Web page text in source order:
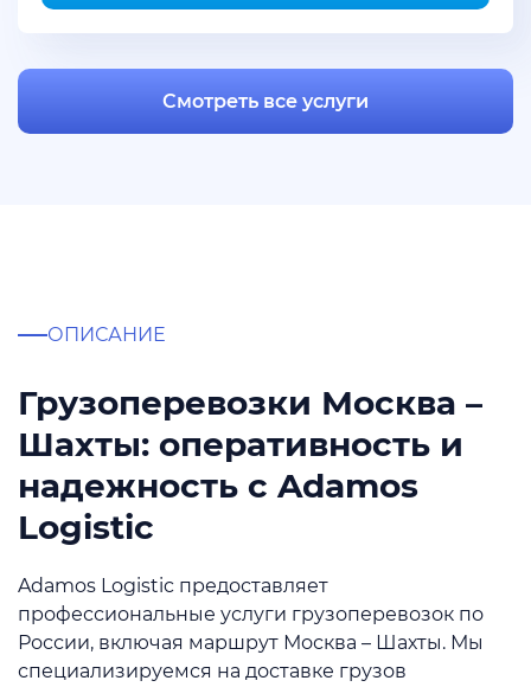
Смотреть все услуги
ОПИСАНИЕ
Грузоперевозки Москва –
Шахты: оперативность и
надежность с Adamos
Logistic
Adamos Logistic предоставляет
профессиональные услуги грузоперевозок по
России, включая маршрут Москва – Шахты. Мы
специализируемся на доставке грузов